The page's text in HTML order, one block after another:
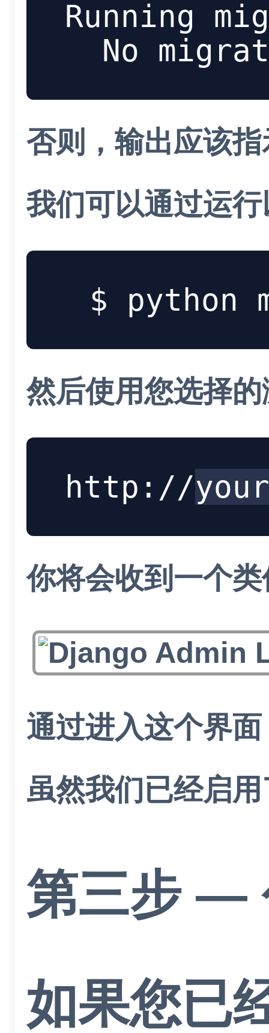
Running
否则，输出应该
我们可以通过运
python
然后使用您选择
http://
你将会收到一个
通过进入这个界
虽然我们已经启
第三步 —
如果您已